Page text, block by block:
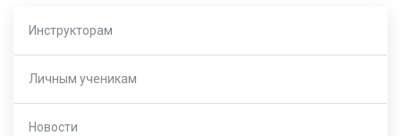
Инструкторам
Личным ученикам
Новости